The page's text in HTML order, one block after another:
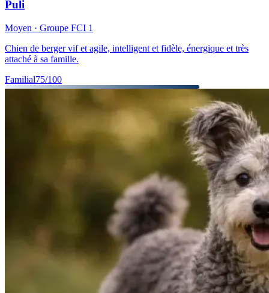
Puli
Moyen · Groupe FCI 1
Chien de berger vif et agile, intelligent et fidèle, énergique et très
attaché à sa famille.
Familial75/100